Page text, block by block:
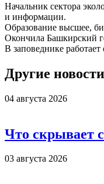
Начальник сектора
и информации.
Образование высшее,
Окончила Башкирский
В заповеднике работает
Другие новости
04 августа 2026
Что скрывает
03 августа 2026